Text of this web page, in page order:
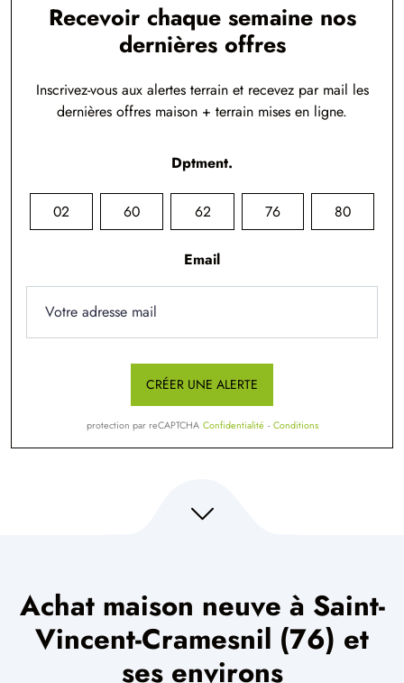
Recevoir chaque semaine nos
dernières offres
Inscrivez-vous aux alertes terrain et recevez par mail les
dernières offres maison + terrain mises en ligne.
Dptment.
02 60 62 76 80
Email
CRÉER UNE ALERTE
protection par reCAPTCHA Confidentialité - Conditions
Achat maison neuve à Saint-
Vincent-Cramesnil (76) et
ses environs